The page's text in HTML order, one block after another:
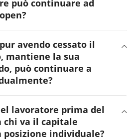
può continuare ad
avendo cessato il
mantiene la sua
può continuare a
lavoratore prima del
chi va il capitale
individuale?